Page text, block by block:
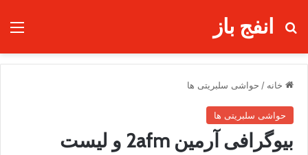
انفج باز
جستجو برای
خانه / حواشی سلبریتی ها
حواشی سلبریتی ها
بیوگرافی آرمین 2afm و لیست